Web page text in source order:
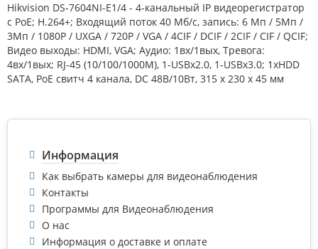
Hikvision DS-7604NI-E1/4 - 4-канальный IP видеорегистратор
c PoE; H.264+; Входящий поток 40 Мб/с, запись: 6 Мп / 5Mп /
3Mп / 1080P / UXGA / 720P / VGA / 4CIF / DCIF / 2CIF / CIF / QCIF;
Видео выходы: HDMI, VGA; Аудио: 1вх/1вых, Тревога:
4вх/1вых; RJ-45 (10/100/1000М), 1-USBx2.0, 1-USBx3.0; 1хHDD
SATA, PoE свитч 4 канала, DC 48В/10Вт, 315 x 230 x 45 мм
Информация
Как выбрать камеры для видеонаблюдения
Контакты
Программы для Видеонаблюдения
О нас
Информация о доставке и оплате